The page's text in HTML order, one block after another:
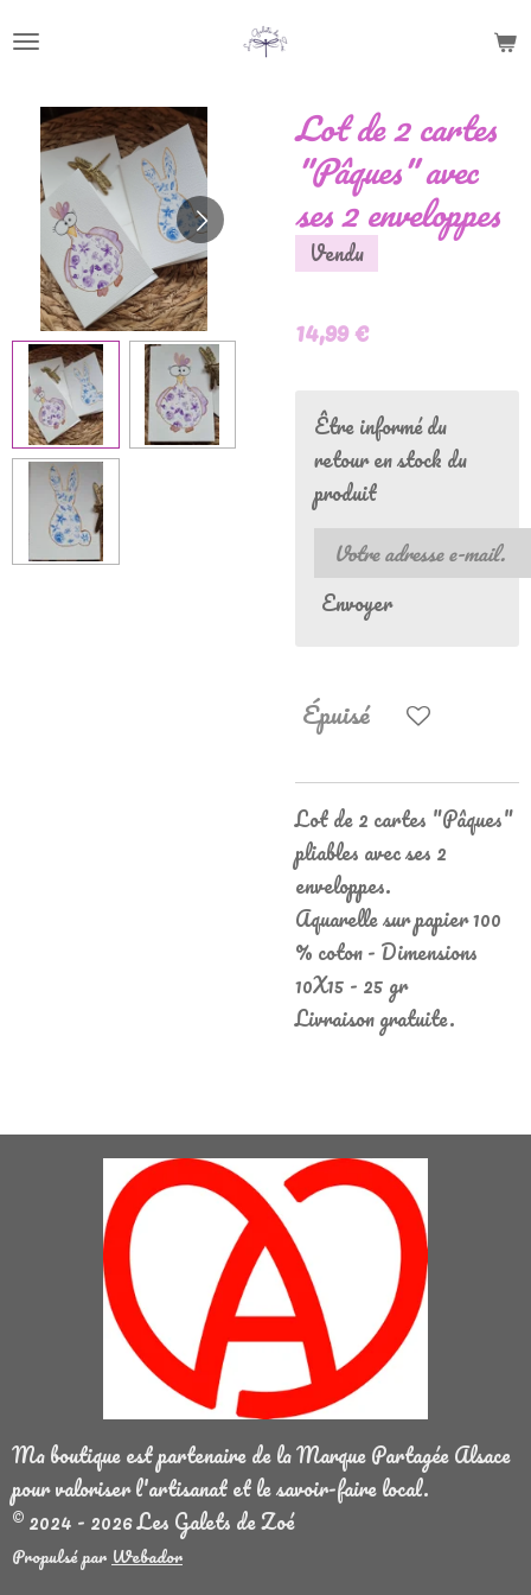
principal
Lot de 2 cartes
"Pâques" avec
ses 2 enveloppes
Vendu
14,99 €
Être informé du
retour en stock du
produit
Envoyer
Épuisé
Lot de 2 cartes "Pâques"
pliables avec ses 2
enveloppes.
Aquarelle sur papier 100
% coton - Dimensions
10X15 - 25 gr
Livraison gratuite.
Ma boutique est partenaire de la Marque Partagée Alsace
pour valoriser l'artisanat et le savoir-faire local.
© 2024 - 2026 Les Galets de Zoé
Propulsé par Webador